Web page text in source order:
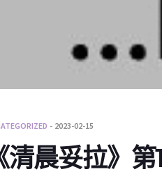
2023-02-15
清晨妥拉》